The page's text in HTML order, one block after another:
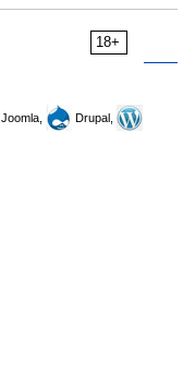
18+
Joomla,
Drupal,